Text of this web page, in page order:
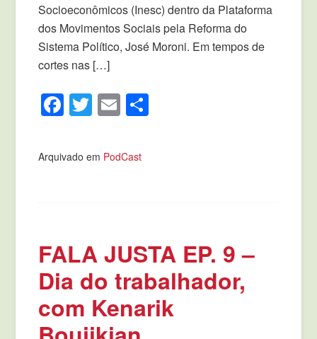
Socioeconômicos (Inesc) dentro da Plataforma
dos Movimentos Sociais pela Reforma do
Sistema Político, José Moroni. Em tempos de
cortes nas […]
Facebook
Twitter
Email
Arquivado em PodCast
FALA JUSTA EP. 9 –
Dia do trabalhador,
com Kenarik